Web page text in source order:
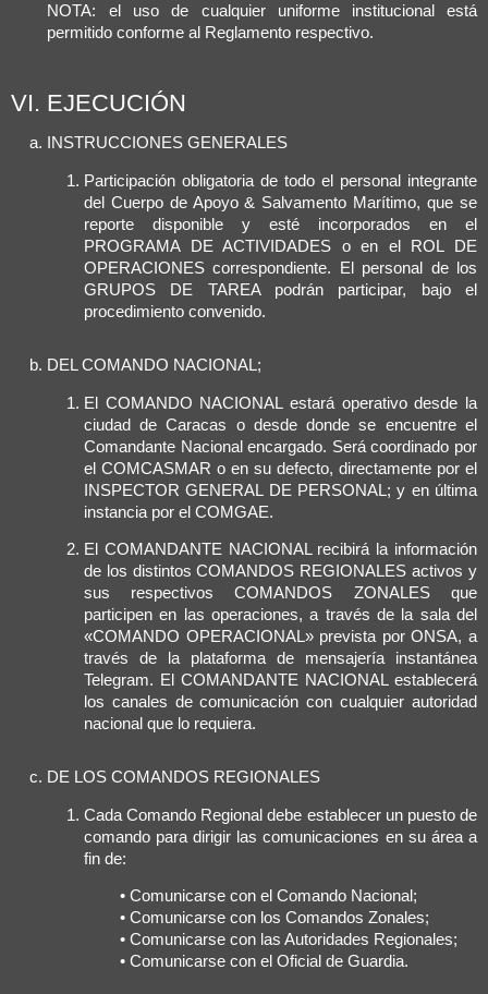
NOTA: el uso de cualquier uniforme institucional está
permitido conforme al Reglamento respectivo.
VI. EJECUCIÓN
INSTRUCCIONES GENERALES
Participación obligatoria de todo el personal integrante
del Cuerpo de Apoyo & Salvamento Marítimo, que se
reporte disponible y esté incorporados en el
PROGRAMA DE ACTIVIDADES o en el ROL DE
OPERACIONES correspondiente. El personal de los
GRUPOS DE TAREA podrán participar, bajo el
procedimiento convenido.
DEL COMANDO NACIONAL;
El COMANDO NACIONAL estará operativo desde la
ciudad de Caracas o desde donde se encuentre el
Comandante Nacional encargado. Será coordinado por
el COMCASMAR o en su defecto, directamente por el
INSPECTOR GENERAL DE PERSONAL; y en última
instancia por el COMGAE.
El COMANDANTE NACIONAL recibirá la información
de los distintos COMANDOS REGIONALES activos y
sus respectivos COMANDOS ZONALES que
participen en las operaciones, a través de la sala del
«COMANDO OPERACIONAL» prevista por ONSA, a
través de la plataforma de mensajería instantánea
Telegram. El COMANDANTE NACIONAL establecerá
los canales de comunicación con cualquier autoridad
nacional que lo requiera.
DE LOS COMANDOS REGIONALES
Cada Comando Regional debe establecer un puesto de
comando para dirigir las comunicaciones en su área a
fin de:
• Comunicarse con el Comando Nacional;
• Comunicarse con los Comandos Zonales;
• Comunicarse con las Autoridades Regionales;
• Comunicarse con el Oficial de Guardia.